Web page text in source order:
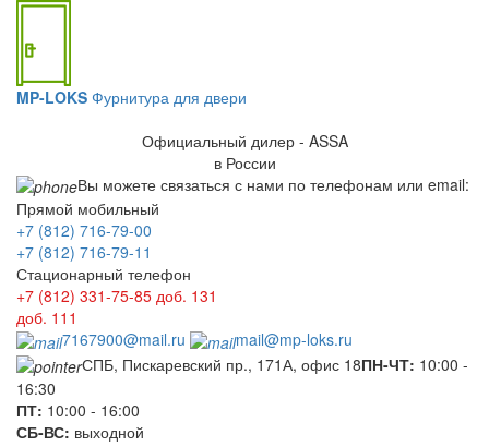
MP-LOKS Фурнитура для двери
Официальный дилер - ASSA
в России
Вы можете связаться с нами по телефонам или email:
Прямой мобильный
+7 (812) 716-79-00
+7 (812) 716-79-11
Стационарный телефон
+7 (812) 331-75-85 доб. 131
доб. 111
7167900@mail.ru
mail@mp-loks.ru
СПБ, Пискаревский пр., 171А, офис 18ПН-ЧТ: 10:00 -
16:30
ПТ: 10:00 - 16:00
СБ-ВС: выходной